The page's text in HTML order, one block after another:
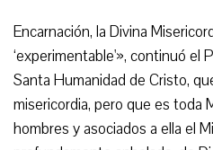
Encarnación, la Divina
‘experimentable'», continuó el
Santa Humanidad de Cristo,
misericordia, pero que es toda
hombres y asociados a ella el